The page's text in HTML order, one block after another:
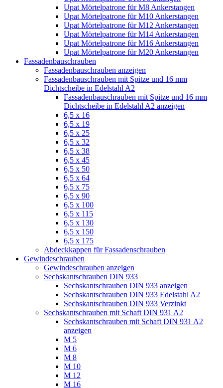
Upat Mörtelpatrone für M8 Ankerstangen
Upat Mörtelpatrone für M10 Ankerstangen
Upat Mörtelpatrone für M12 Ankerstangen
Upat Mörtelpatrone für M14 Ankerstangen
Upat Mörtelpatrone für M16 Ankerstangen
Upat Mörtelpatrone für M20 Ankerstangen
Fassadenbauschrauben
Fassadenbauschrauben anzeigen
Fassadenbauschrauben mit Spitze und 16 mm
Dichtscheibe in Edelstahl A2
Fassadenbauschrauben mit Spitze und 16 mm
Dichtscheibe in Edelstahl A2 anzeigen
6,5 x 16
6,5 x 19
6,5 x 25
6,5 x 32
6,5 x 38
6,5 x 45
6,5 x 50
6,5 x 64
6,5 x 75
6,5 x 90
6,5 x 100
6,5 x 115
6,5 x 130
6,5 x 150
6,5 x 175
Abdeckkappen für Fassadenschrauben
Gewindeschrauben
Gewindeschrauben anzeigen
Sechskantschrauben DIN 933
Sechskantschrauben DIN 933 anzeigen
Sechskantschrauben DIN 933 Edelstahl A2
Sechskantschrauben DIN 933 Verzinkt
Sechskantschrauben mit Schaft DIN 931 A2
Sechskantschrauben mit Schaft DIN 931 A2
anzeigen
M 5
M 6
M 8
M 10
M 12
M 16